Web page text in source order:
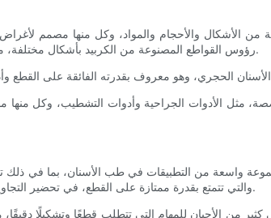
الأشكال والأحجام والمواد، وكل منها مصمم لأغراض
رؤوس القواطع المصنوعة من الكربيد بأشكال مختلفة، مثل المستديرة، واللهبية، والكمثرى، والشق، مما يسمح لمحترفي طب الأسنان بتحقيق تأثيرات قطع وتشكيل مختلفة.
مثل الأدوات الجراحية وأدوات التشطيب، وكل
واسعة من التطبيقات في طب الأسنان، بما في ذلك
والتي تتمتع بقدرة ممتازة على القطع، في تحضير التجاويف وإزالة بنية الأسنان. كما أنها فعالة في تشكيل وتحديد محيط المواد السنية مثل الراتنجات المركبة والملغم السني.
من الأحيان للمهام التي تتطلب قطعًا وتشكيلًا